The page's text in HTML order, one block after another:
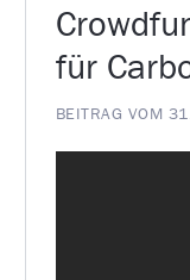
für
BEITRAG VOM